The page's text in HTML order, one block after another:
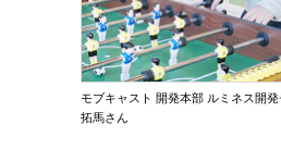
モブキャスト 開発本部 ルミネス開
拓馬さん